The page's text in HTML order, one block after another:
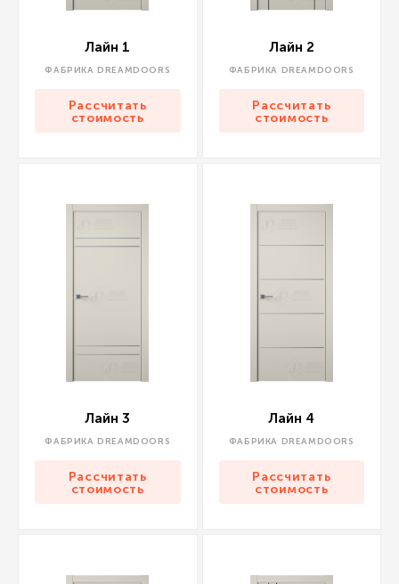
Лайн 1
ФАБРИКА DREAMDOORS
Рассчитать
стоимость
Лайн 2
ФАБРИКА DREAMDOORS
Рассчитать
стоимость
Лайн 3
ФАБРИКА DREAMDOORS
Рассчитать
стоимость
Лайн 4
ФАБРИКА DREAMDOORS
Рассчитать
стоимость